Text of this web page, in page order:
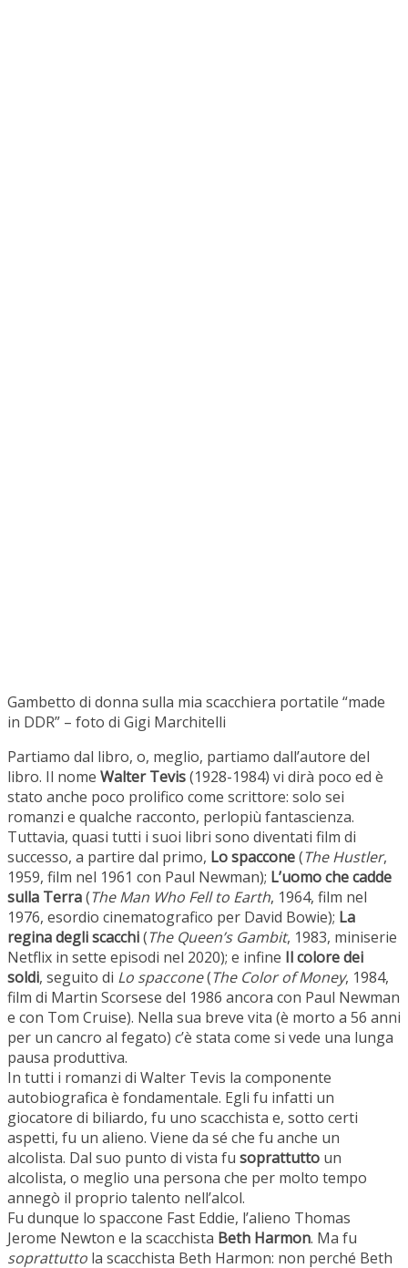
Gambetto di donna sulla mia scacchiera portatile “made
in DDR” – foto di Gigi Marchitelli
Partiamo dal libro, o, meglio, partiamo dall’autore del
libro. Il nome Walter Tevis(1928-1984) vi dirà poco ed è
stato anche poco prolifico come scrittore: solo sei
romanzi e qualche racconto, perlopiù fantascienza.
Tuttavia, quasi tutti i suoi libri sono diventati film di
successo, a partire dal primo, Lo spaccone(The Hustler,
1959, film nel 1961 con Paul Newman); L’uomo che cadde
sulla Terra(The Man Who Fell to Earth, 1964, film nel
1976, esordio cinematografico per David Bowie); La
regina degli scacchi(The Queen’s Gambit, 1983, miniserie
Netflix in sette episodi nel 2020); e infine Il colore dei
soldi, seguito di Lo spaccone(The Color of Money, 1984,
film di Martin Scorsese del 1986 ancora con Paul Newman
e con Tom Cruise). Nella sua breve vita (è morto a 56 anni
per un cancro al fegato) c’è stata come si vede una lunga
pausa produttiva.
In tutti i romanzi di Walter Tevis la componente
autobiografica è fondamentale. Egli fu infatti un
giocatore di biliardo, fu uno scacchista e, sotto certi
aspetti, fu un alieno. Viene da sé che fu anche un
alcolista. Dal suo punto di vista fu soprattutto un
alcolista, o meglio una persona che per molto tempo
annegò il proprio talento nell’alcol.
Fu dunque lo spaccone Fast Eddie, l’alieno Thomas
Jerome Newton e la scacchista Beth Harmon. Ma fu
soprattutto la scacchista Beth Harmon: non perché Beth